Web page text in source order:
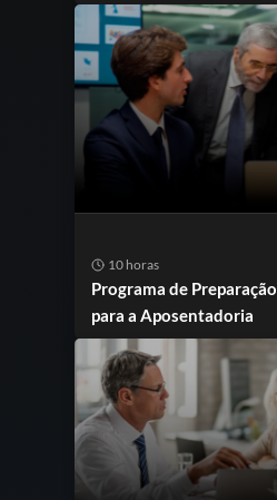
10 horas
Programa de Preparação
para a Aposentadoria